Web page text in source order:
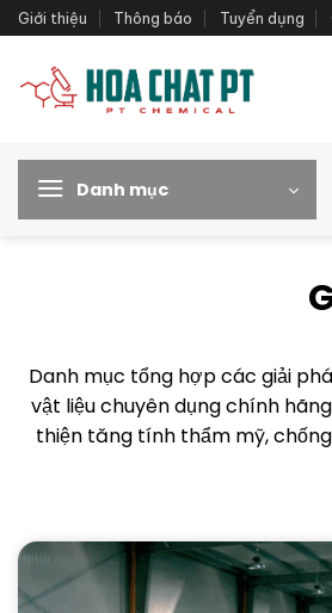
Bỏ
qua
dung
Giới thiệu Thông báo Tuyển dụng
Danh mục
Danh mục tổng hợp các giải
vật liệu chuyên dụng chính
thiện tăng tính thẩm mỹ,